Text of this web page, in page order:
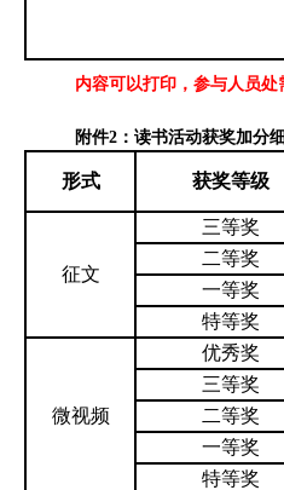
内容可以打印，参与人员处
附件2 ：读书活动获奖加分
形式 获奖等级
征文
三等奖
二等奖
一等奖
特等奖
微视频
优秀奖
三等奖
二等奖
一等奖
特等奖